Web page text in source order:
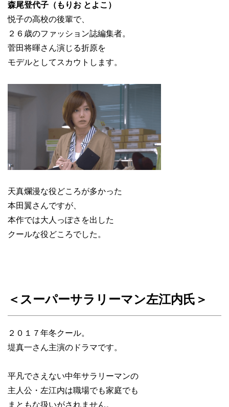
森尾登代子（もりお とよこ）
悦子の高校の後輩で、
２６歳のファッション誌編集者。
菅田将暉さん演じる折原を
モデルとしてスカウトします。
天真爛漫な役どころが多かった
本田翼さんですが、
本作では大人っぽさを出した
クールな役どころでした。
＜スーパーサラリーマン左江内氏＞
２０１７年冬クール。
堤真一さん主演のドラマです。
平凡でさえない中年サラリーマンの
主人公・左江内は職場でも家庭でも
まともな扱いがされません。